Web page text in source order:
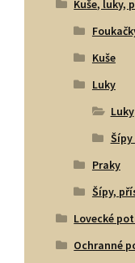
Kuše, luky,
Kuše
Luky
Luky
Praky
Šípy,
Lovecké
Ochranné